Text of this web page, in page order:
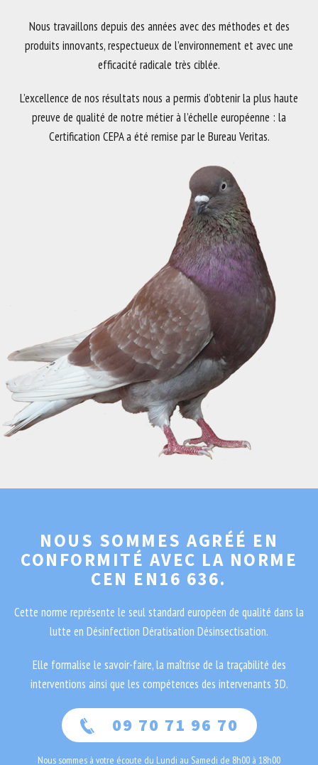
Nous travaillons depuis des années avec des méthodes et des
produits innovants, respectueux de l’environnement et avec une
efficacité radicale très ciblée.
L’excellence de nos résultats nous a permis d’obtenir la plus haute
preuve de qualité de notre métier à l’échelle européenne : la
Certification CEPA a été remise par le Bureau Veritas.
NOUS SOMMES AGRÉÉ EN
CONFORMITÉ AVEC LA NORME
CEN EN16 636.
Cette norme représente le seul standard européen de qualité dans la
lutte en Désinfection Dératisation Désinsectisation.
Elle formalise le savoir-faire, la maîtrise de la traçabilité des
interventions ainsi que les compétences des intervenants 3D.
09 70 71 96 70
Nous sommes à votre écoute du Lundi au Samedi de 8h00 à 18h00